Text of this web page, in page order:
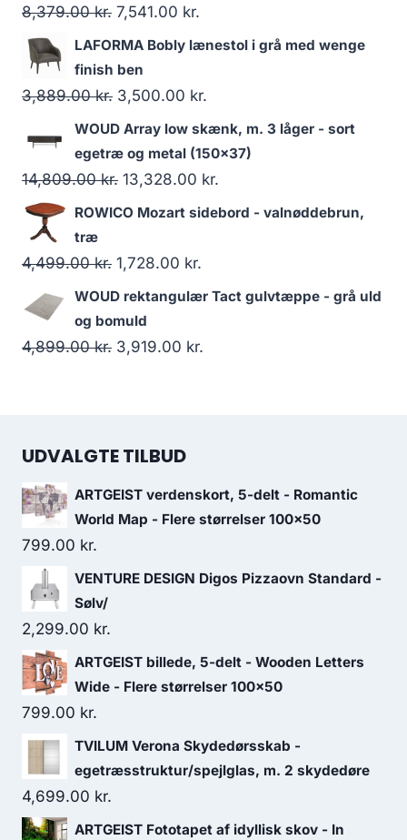
8,379.00kr. 7,541.00 kr.
LAFORMA Bobly lænestol i grå med wenge
finish ben
3,889.00kr. 3,500.00 kr.
WOUD Array low skænk, m. 3 låger - sort
egetræ og metal (150x37)
14,809.00kr. 13,328.00 kr.
ROWICO Mozart sidebord - valnøddebrun,
træ
4,499.00kr. 1,728.00 kr.
WOUD rektangulær Tact gulvtæppe - grå uld
og bomuld
4,899.00kr. 3,919.00 kr.
UDVALGTE TILBUD
ARTGEIST verdenskort, 5-delt - Romantic
World Map - Flere størrelser 100x50
799.00 kr.
VENTURE DESIGN Digos Pizzaovn Standard -
Sølv/
2,299.00 kr.
ARTGEIST billede, 5-delt - Wooden Letters
Wide - Flere størrelser 100x50
799.00 kr.
TVILUM Verona Skydedørsskab -
egetræsstruktur/spejlglas, m. 2 skydedøre
4,699.00 kr.
ARTGEIST Fototapet af idyllisk skov - In